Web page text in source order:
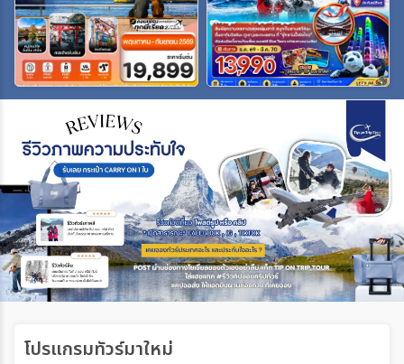
เฉพาะเดือน
เฉพาะเทศกาล
ระหว่าง
ค้นหา
โปรแกรมทัวร์มาใหม่